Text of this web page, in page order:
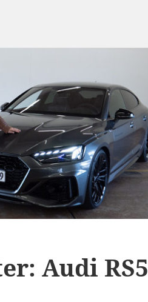
Audi RS5